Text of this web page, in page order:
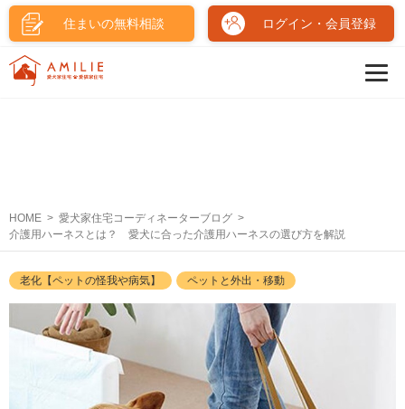
住まいの無料相談 ログイン・会員登録
HOME
愛犬家住宅コーディネーターブログ
介護用ハーネスとは？ 愛犬に合った介護用ハーネスの選び方を解説
老化【ペットの怪我や病気】 ペットと外出・移動